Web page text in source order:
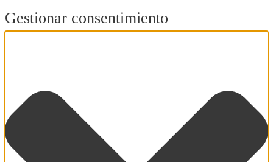
Gestionar consentimiento